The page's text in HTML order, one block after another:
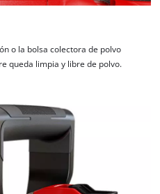
o la bolsa colectora de polvo
queda limpia y libre de polvo.